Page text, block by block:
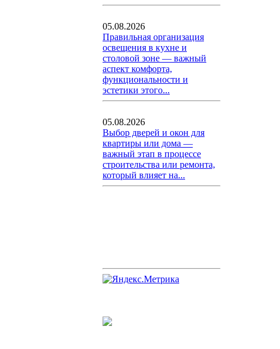
05.08.2026
Правильная организация
освещения в кухне и
столовой зоне — важный
аспект комфорта,
функциональности и
эстетики этого...
05.08.2026
Выбор дверей и окон для
квартиры или дома —
важный этап в процессе
строительства или ремонта,
который влияет на...